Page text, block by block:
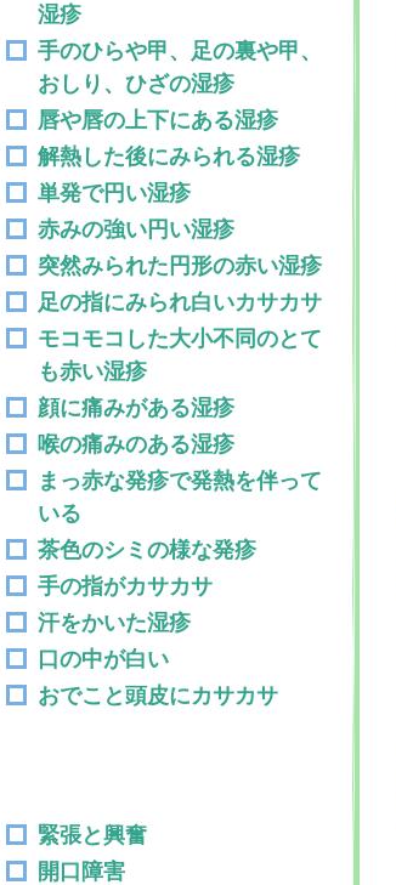
湿疹
手のひらや甲、足の裏や甲、
おしり、ひざの湿疹
唇や唇の上下にある湿疹
解熱した後にみられる湿疹
単発で円い湿疹
赤みの強い円い湿疹
突然みられた円形の赤い湿疹
足の指にみられ白いカサカサ
モコモコした大小不同のとて
も赤い湿疹
顔に痛みがある湿疹
喉の痛みのある湿疹
まっ赤な発疹で発熱を伴って
いる
茶色のシミの様な発疹
手の指がカサカサ
汗をかいた湿疹
口の中が白い
おでこと頭皮にカサカサ
緊張と興奮
開口障害